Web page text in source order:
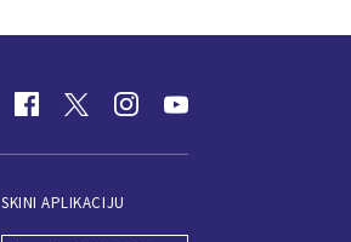
SKINI APLIKACIJU